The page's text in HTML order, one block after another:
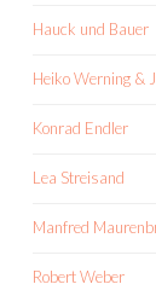
Hauck und Bauer
Heiko Werning &
Konrad Endler
Lea Streisand
Manfred
Robert Weber